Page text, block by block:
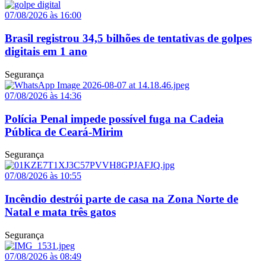
07/08/2026 às 16:00
Brasil registrou 34,5 bilhões de tentativas de golpes
digitais em 1 ano
Segurança
07/08/2026 às 14:36
Polícia Penal impede possível fuga na Cadeia
Pública de Ceará-Mirim
Segurança
07/08/2026 às 10:55
Incêndio destrói parte de casa na Zona Norte de
Natal e mata três gatos
Segurança
07/08/2026 às 08:49